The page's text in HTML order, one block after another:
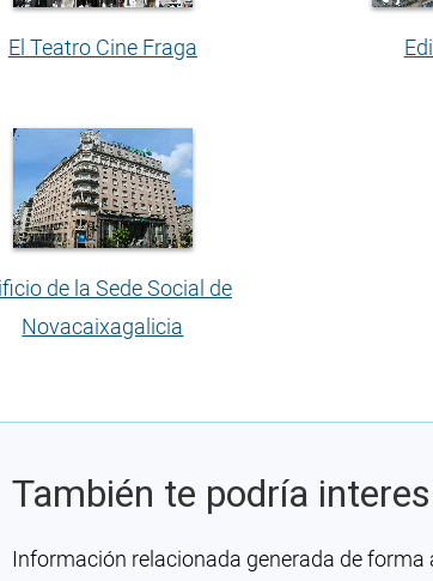
El Teatro Cine Fraga
de la Sede Social de
Novacaixagalicia
También te podría
Información relacionada generada de